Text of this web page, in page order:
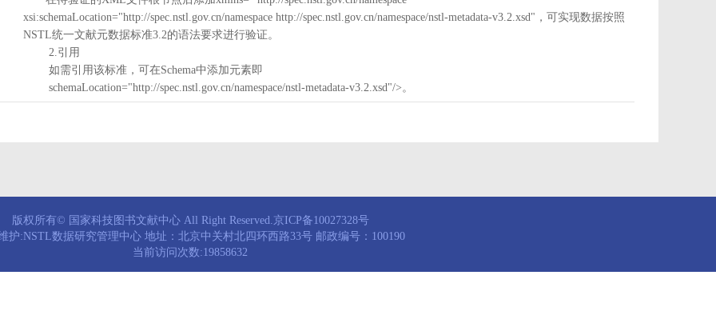
xsi:schemaLocation="http://spec.nstl.gov.cn/namespace http://spec.nstl.gov.cn/namespace/nstl-metadata-v3.2.xsd"，可实现数据按照
NSTL统一文献元数据标准3.2的语法要求进行验证。
2.引用
如需引用该标准，可在Schema中添加元素即
schemaLocation="http://spec.nstl.gov.cn/namespace/nstl-metadata-v3.2.xsd"/>。
版权所有© 国家科技图书文献中心 All Right Reserved.京ICP备10027328号
护:NSTL数据研究管理中心 地址：北京中关村北四环西路33号 邮政编号：100190
当前访问次数:19858632